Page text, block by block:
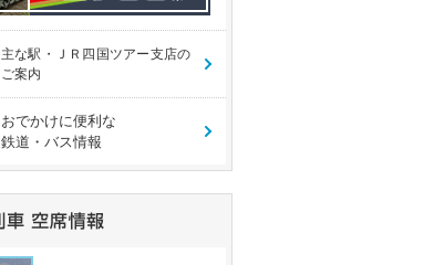
主な駅・ＪＲ四国ツアー支店の
ご案内
おでかけに便利な
鉄道・バス情報